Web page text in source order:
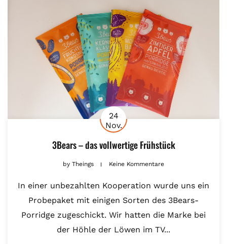
24
Nov.
3Bears – das vollwertige Frühstück
by Theings Keine Kommentare
In einer unbezahlten Kooperation wurde uns ein
Probepaket mit einigen Sorten des 3Bears-
Porridge zugeschickt. Wir hatten die Marke bei
der Höhle der Löwen im TV...